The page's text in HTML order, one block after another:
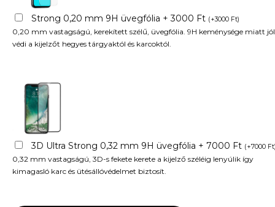
Strong 0,20 mm 9H üvegfólia + 3000 Ft (+3000 Ft)
0,20 mm vastagságú, kerekített szélű, üvegfólia. 9H keménysége miatt jól
védi a kijelzőt hegyes tárgyaktól és karcoktól.
3D Ultra Strong 0,32 mm 9H üvegfólia + 7000 Ft (+7000 Ft
0,32 mm vastagságú, 3D-s fekete kerete a kijelző széléig lenyúlik így
kimagasló karc és ütésállóvédelmet biztosít.